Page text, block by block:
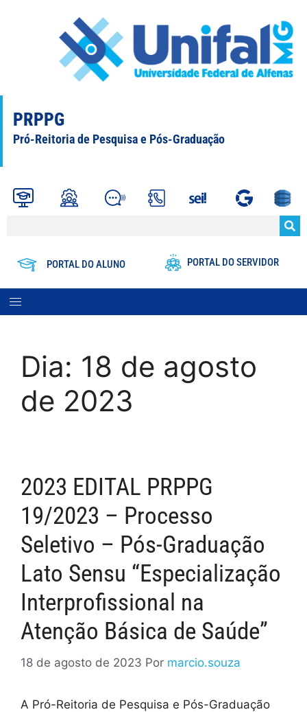
PRPPG
Pró-Reitoria de Pesquisa e Pós-Graduação
PORTAL DO ALUNO PORTAL DO SERVIDOR
Dia: 18 de agosto
de 2023
2023 EDITAL PRPPG
19/2023 – Processo
Seletivo – Pós-Graduação
Lato Sensu “Especialização
Interprofissional na
Atenção Básica de Saúde”
18 de agosto de 2023 Por marcio.souza
A Pró-Reitoria de Pesquisa e Pós-Graduação